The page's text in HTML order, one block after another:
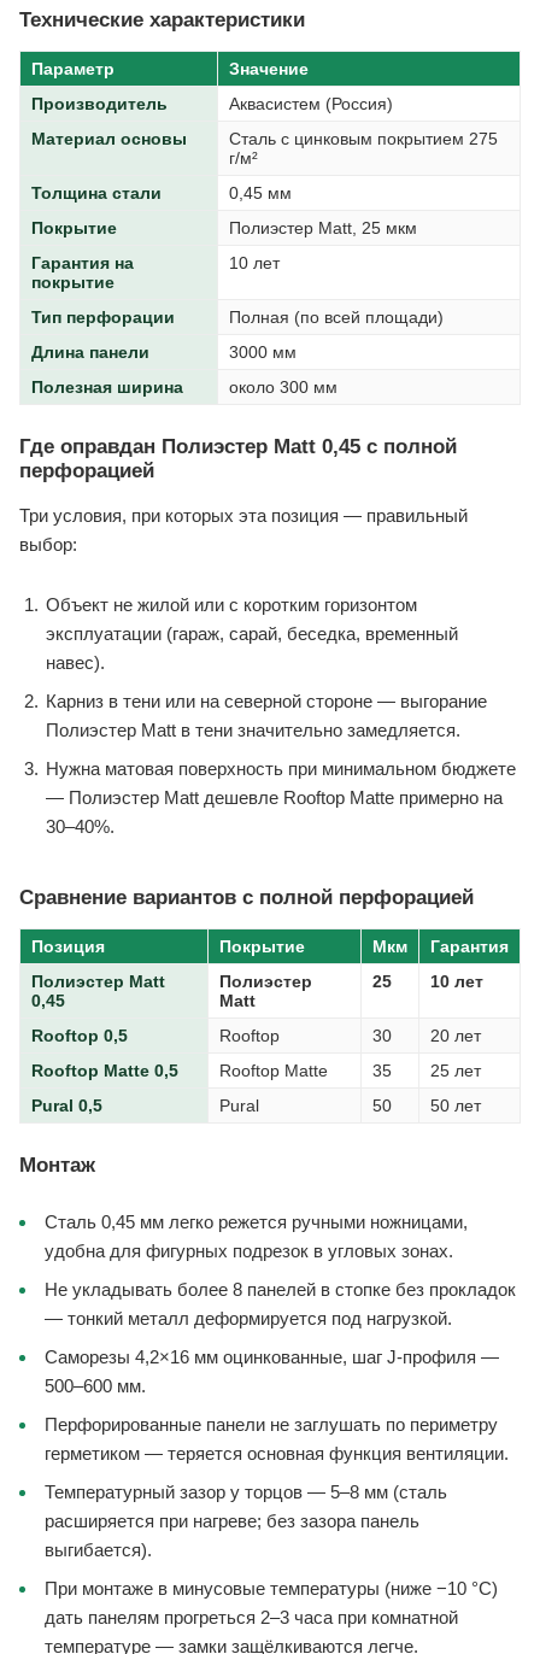
Технические характеристики
Параметр
Значение
Производитель
Аквасистем (Россия)
Материал основы
Сталь с цинковым покрытием 275
г/м²
Толщина стали
0,45 мм
Покрытие
Полиэстер Matt, 25 мкм
Гарантия на
покрытие
10 лет
Тип перфорации
Полная (по всей площади)
Длина панели
3000 мм
Полезная ширина
около 300 мм
Где оправдан Полиэстер Matt 0,45 с полной
перфорацией
Три условия, при которых эта позиция — правильный
выбор:
Объект не жилой или с коротким горизонтом
эксплуатации (гараж, сарай, беседка, временный
навес).
Карниз в тени или на северной стороне — выгорание
Полиэстер Matt в тени значительно замедляется.
Нужна матовая поверхность при минимальном бюджете
— Полиэстер Matt дешевле Rooftop Matte примерно на
30–40%.
Сравнение вариантов с полной перфорацией
Позиция Покрытие Мкм
Гарантия
Полиэстер Matt
0,45
Полиэстер
Matt
25 10 лет
Rooftop 0,5 Rooftop 30
20 лет
Rooftop Matte 0,5
Rooftop Matte 35
25 лет
Pural 0,5
Pural 50 50 лет
Монтаж
Сталь 0,45 мм легко режется ручными ножницами,
удобна для фигурных подрезок в угловых зонах.
Не укладывать более 8 панелей в стопке без прокладок
— тонкий металл деформируется под нагрузкой.
Саморезы 4,2×16 мм оцинкованные, шаг J-профиля —
500–600 мм.
Перфорированные панели не заглушать по периметру
герметиком — теряется основная функция вентиляции.
Температурный зазор у торцов — 5–8 мм (сталь
расширяется при нагреве; без зазора панель
выгибается).
При монтаже в минусовые температуры (ниже −10 °C)
дать панелям прогреться 2–3 часа при комнатной
температуре — замки защёлкиваются легче.